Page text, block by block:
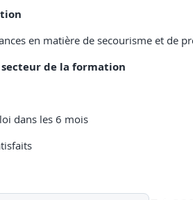
en matière de secourisme et de
de la formation
dans les 6 mois